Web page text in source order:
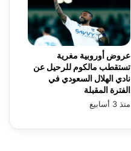
عروض أوروبية مغرية
تستقطب مالكوم للرحيل عن
نادي الهلال السعودي في
الفترة المقبلة
منذ 3 أسابيع